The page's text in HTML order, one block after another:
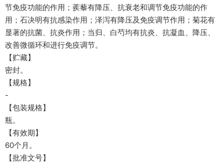
节免疫功能的作用；蒺藜有降压、抗衰老和调节免疫功能的作
用；石决明有抗感染作用；泽泻有降压及免疫调节作用；菊花有
显著的抗菌、抗炎作用；当归、白芍均有抗炎、抗凝血、降压、
改善微循环和进行免疫调节。
【贮藏】
密封。
【规格】
-
【包装规格】
瓶。
【有效期】
60个月。
【批准文号】